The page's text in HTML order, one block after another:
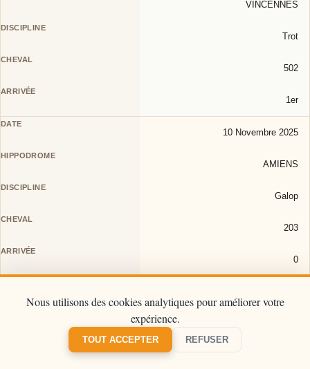
VINCENNES
Trot
502
1er
10 Novembre 2025
AMIENS
Galop
203
0
Nous utilisons des cookies analytiques pour améliorer votre
expérience.
TOUT ACCEPTER REFUSER